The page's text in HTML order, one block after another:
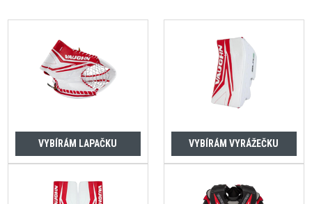
VYBÍRÁM LAPAČKU VYBÍRÁM VYRÁŽEČKU